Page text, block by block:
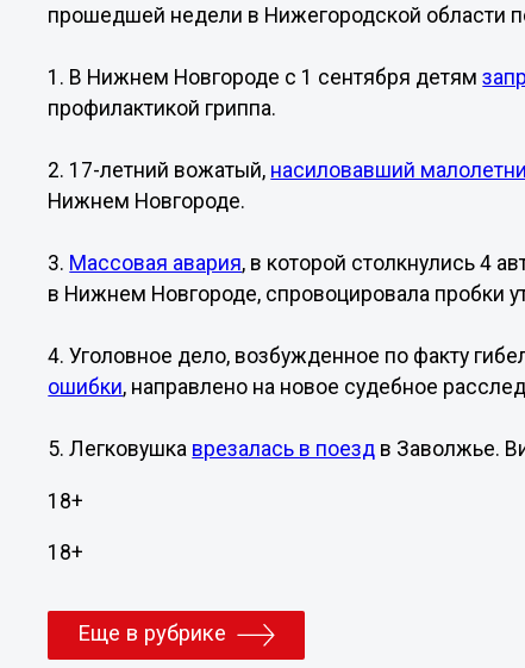
прошедшей недели в Нижегородской области
1. В Нижнем Новгороде с 1 сентября детям
профилактикой гриппа.
2. 17-летний вожатый, насиловавший
Нижнем Новгороде.
3. Массовая авария, в которой столкнулись 4
в Нижнем Новгороде, спровоцировала пробки
4. Уголовное дело, возбужденное по факту
ошибки, направлено на новое судебное
5. Легковушка врезалась в поезд в Заволжье.
18+
18+
Еще в рубрике